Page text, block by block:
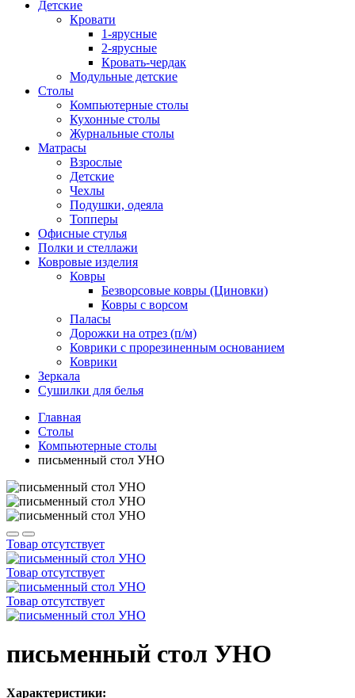
Детские
Кровати
1-ярусные
2-ярусные
Кровать-чердак
Модульные детские
Столы
Компьютерные столы
Кухонные столы
Журнальные столы
Матрасы
Взрослые
Детские
Чехлы
Подушки, одеяла
Топперы
Офисные стулья
Полки и стеллажи
Ковровые изделия
Ковры
Безворсовые ковры (Циновки)
Ковры с ворсом
Паласы
Дорожки на отрез (п/м)
Коврики с прорезиненным основанием
Коврики
Зеркала
Сушилки для белья
Главная
Столы
Компьютерные столы
письменный стол УНО
Товар отсутствует
Товар отсутствует
Товар отсутствует
письменный стол УНО
Характеристики: